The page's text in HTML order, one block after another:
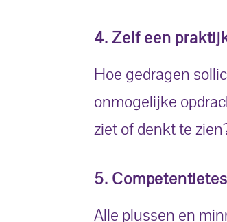
4. Zelf een
Hoe gedragen
onmogelijke
ziet of denkt te
5.
Alle plussen en